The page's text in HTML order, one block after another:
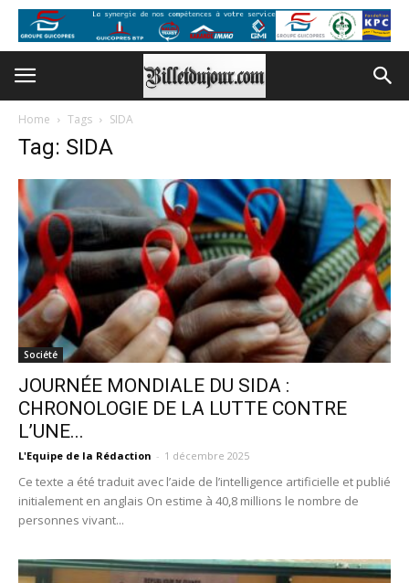
Home Tags SIDA
Tag: SIDA
Société
JOURNÉE MONDIALE DU SIDA :
CHRONOLOGIE DE LA LUTTE CONTRE
L’UNE...
L'Equipe de la Rédaction - 1 décembre 2025
Ce texte a été traduit avec l’aide de l’intelligence artificielle et publié
initialement en anglais On estime à 40,8 millions le nombre de
personnes vivant...